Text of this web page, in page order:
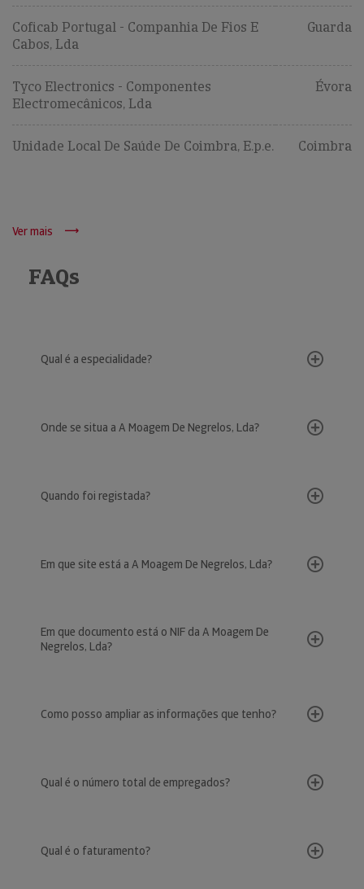
Coficab Portugal - Companhia De Fios E
Cabos, Lda
Guarda
Tyco Electronics - Componentes
Electromecânicos, Lda
Évora
Unidade Local De Saúde De Coimbra, E.p.e. Coimbra
Ver mais
FAQs
Qual é a especialidade?
Onde se situa a A Moagem De Negrelos, Lda?
Quando foi registada?
Em que site está a A Moagem De Negrelos, Lda?
Em que documento está o NIF da A Moagem De
Negrelos, Lda?
Como posso ampliar as informações que tenho?
Qual é o número total de empregados?
Qual é o faturamento?